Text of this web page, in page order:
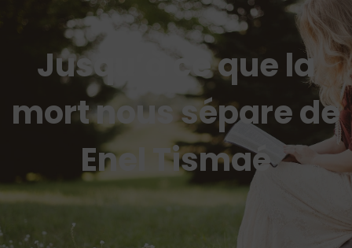
Jusqu’à ce que la
mort nous sépare de
Enel Tismaé